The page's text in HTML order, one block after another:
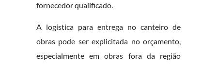
fornecedor qualificado.
A logística para entrega no canteiro de
obras pode ser explicitada no orçamento,
especialmente em obras fora da região